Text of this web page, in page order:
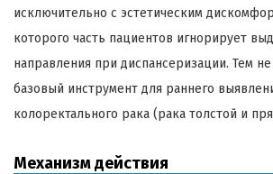
исключительно с эстетическим
которого часть пациентов игнорирует
направления при диспансеризации. Тем
базовый инструмент для раннего
колоректального рака (рака толстой и
Механизм действия